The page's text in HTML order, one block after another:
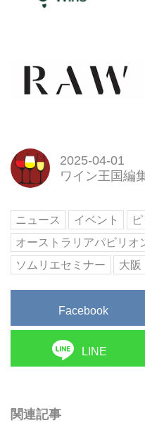
2025-04-01
ワイン王国編
ニュース イベント
オーストラリアパビリオ
ソムリエセミナー
大阪
Facebook
LINE
関連記事